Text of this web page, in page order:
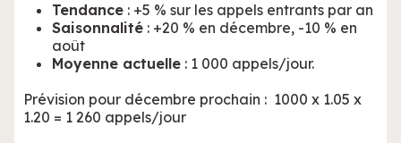
Tendance : +5 % sur les appels entrants par an
Saisonnalité : +20 % en décembre, -10 % en
août
Moyenne actuelle : 1 000 appels/jour.
Prévision pour décembre prochain : 1000 x 1.05 x
1.20 = 1 260 appels/jour